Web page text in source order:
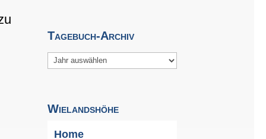
Tagebuch-Archiv
Archiv
Wielandshöhe
Home